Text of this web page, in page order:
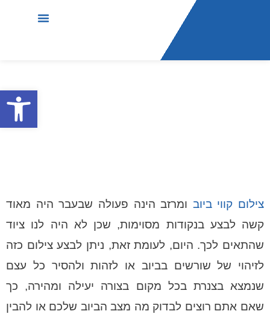
פתח
צילום קווי ביוב ומרזב הינה פעולה שבעבר היה מאוד
קשה לבצע בנקודות מסוימות, שכן לא היה לנו ציוד
שהתאים לכך. היום, לעומת זאת, ניתן לבצע צילום כזה
לזיהוי של שורשים בביוב או לזהות ולהסיר כל עצם
שנמצא בצנרת בכל מקום בצורה יעילה ומהירה, כך
שאם אתם רוצים לבדוק מה מצב הביוב שלכם או להבין